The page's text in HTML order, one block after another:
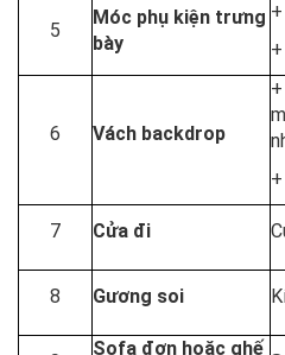
5
Móc phụ kiện trưng
bày
6 Vách backdrop
7 Cửa đi
8 Gương soi
Sofa đơn hoặc ghế